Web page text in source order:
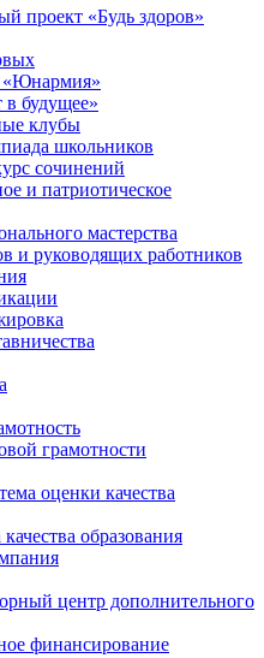
проект «Будь здоров»
в будущее»
клубы
школьников
сочинений
и патриотическое
мастерства
и руководящих работников
грамотности
оценки качества
образования
центр дополнительного
финансирование